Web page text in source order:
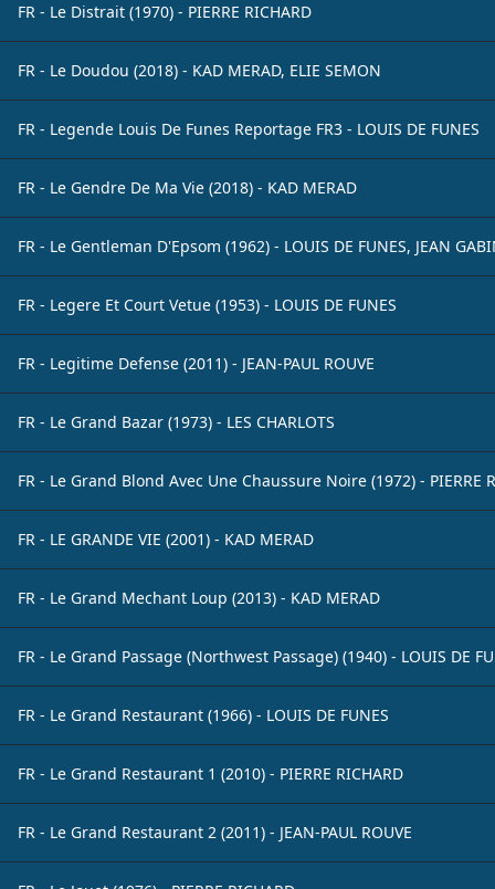
FR - Le Distrait (1970) - PIERRE RICHARD
FR - Le Doudou (2018) - KAD MERAD, ELIE SEMON
FR - Legende Louis De Funes Reportage FR3 - LOUIS DE FUNES
FR - Le Gendre De Ma Vie (2018) - KAD MERAD
FR - Le Gentleman D'Epsom (1962) - LOUIS DE FUNES, JEAN
FR - Legere Et Court Vetue (1953) - LOUIS DE FUNES
FR - Legitime Defense (2011) - JEAN-PAUL ROUVE
FR - Le Grand Bazar (1973) - LES CHARLOTS
FR - Le Grand Blond Avec Une Chaussure Noire (1972) - PIERRE
FR - LE GRANDE VIE (2001) - KAD MERAD
FR - Le Grand Mechant Loup (2013) - KAD MERAD
FR - Le Grand Passage (Northwest Passage) (1940) - LOUIS DE
FR - Le Grand Restaurant (1966) - LOUIS DE FUNES
FR - Le Grand Restaurant 1 (2010) - PIERRE RICHARD
FR - Le Grand Restaurant 2 (2011) - JEAN-PAUL ROUVE